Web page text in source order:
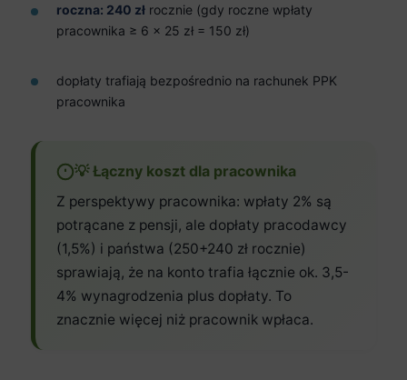
roczna: 240 zł rocznie (gdy roczne wpłaty
pracownika ≥ 6 × 25 zł = 150 zł)
dopłaty trafiają bezpośrednio na rachunek PPK
pracownika
💡 Łączny koszt dla pracownika
Z perspektywy pracownika: wpłaty 2% są
potrącane z pensji, ale dopłaty pracodawcy
(1,5%) i państwa (250+240 zł rocznie)
sprawiają, że na konto trafia łącznie ok. 3,5-
4% wynagrodzenia plus dopłaty. To
znacznie więcej niż pracownik wpłaca.